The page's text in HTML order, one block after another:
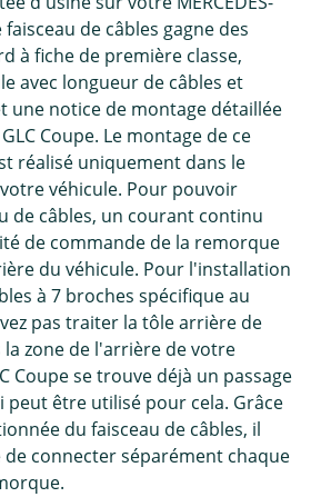
faisceau de câbles gagne des
à fiche de première classe,
avec longueur de câbles et
une notice de montage détaillée
GLC Coupe. Le montage de ce
réalisé uniquement dans le
véhicule. Pour pouvoir
de câbles, un courant continu
de commande de la remorque
du véhicule. Pour l'installation
à 7 broches spécifique au
pas traiter la tôle arrière de
zone de l'arrière de votre
Coupe se trouve déjà un passage
peut être utilisé pour cela. Grâce
du faisceau de câbles, il
de connecter séparément chaque